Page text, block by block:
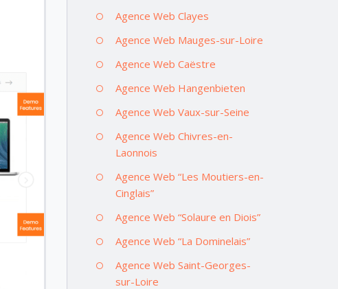
Agence Web Clayes
Agence Web Mauges-sur-Loire
Agence Web Caëstre
Agence Web Hangenbieten
Agence Web Vaux-sur-Seine
Agence Web Chivres-en-
Laonnois
Agence Web “Les Moutiers-en-
Cinglais”
Agence Web “Solaure en Diois”
Agence Web “La Dominelais”
Agence Web Saint-Georges-
sur-Loire